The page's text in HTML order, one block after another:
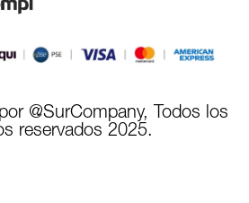
@SurCompany, Todos los
reservados 2025.